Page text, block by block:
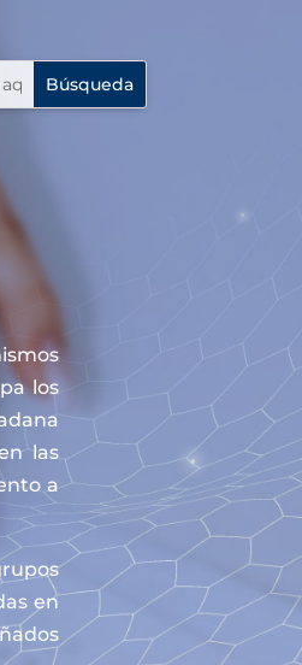
los
las
a
en